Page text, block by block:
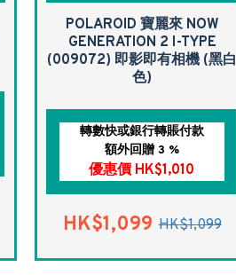
POLAROID 寶麗來 NOW
GENERATION 2 I-TYPE
(009072) 即影即有相機 (黑白
色)
轉數快或銀行轉賬付款
額外回贈 3 %
優惠價 HK$1,010
HK$1,099 HK$1,099